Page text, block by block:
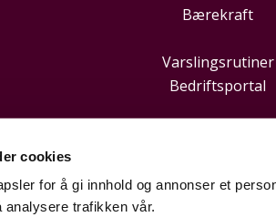
cookies
for å gi innhold og annonser et
analysere trafikken vår.
Bærekraft
Varslingsrutiner
Bedriftsportal